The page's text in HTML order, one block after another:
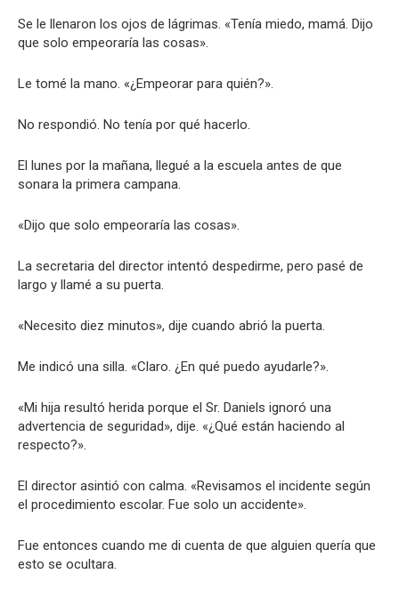
Se le llenaron los ojos de lágrimas. «Tenía miedo, mamá. Dijo
que solo empeoraría las cosas».
Le tomé la mano. «¿Empeorar para quién?».
No respondió. No tenía por qué hacerlo.
El lunes por la mañana, llegué a la escuela antes de que
sonara la primera campana.
«Dijo que solo empeoraría las cosas».
La secretaria del director intentó despedirme, pero pasé de
largo y llamé a su puerta.
«Necesito diez minutos», dije cuando abrió la puerta.
Me indicó una silla. «Claro. ¿En qué puedo ayudarle?».
«Mi hija resultó herida porque el Sr. Daniels ignoró una
advertencia de seguridad», dije. «¿Qué están haciendo al
respecto?».
El director asintió con calma. «Revisamos el incidente según
el procedimiento escolar. Fue solo un accidente».
Fue entonces cuando me di cuenta de que alguien quería que
esto se ocultara.